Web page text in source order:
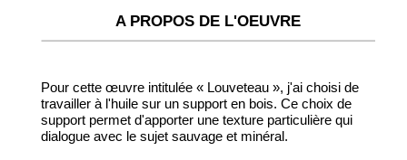
A PROPOS DE L'OEUVRE
Pour cette œuvre intitulée « Louveteau », j'ai choisi de
travailler à l'huile sur un support en bois. Ce choix de
support permet d'apporter une texture particulière qui
dialogue avec le sujet sauvage et minéral.